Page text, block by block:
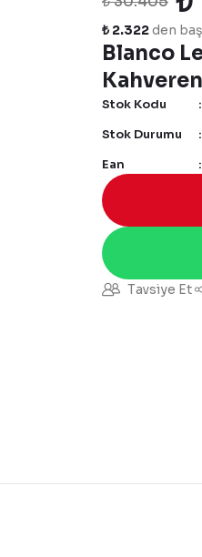
Blanco
₺ 2.322den
Stok Kodu
Stok Durumu
Ean
Tavsiye Et